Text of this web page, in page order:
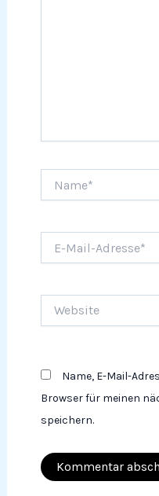
Mail-
Name, E-Mail-
Browser für meinen
speichern.